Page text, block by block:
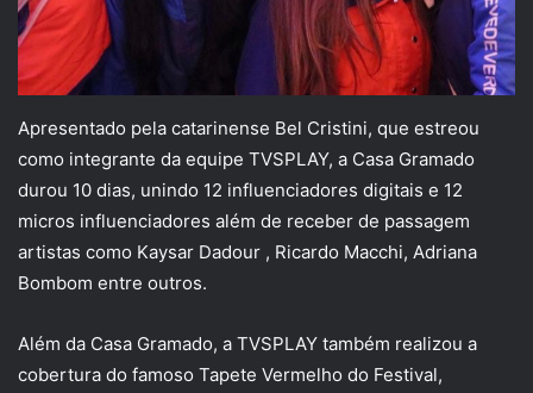
Apresentado pela catarinense Bel Cristini, que estreou
como integrante da equipe TVSPLAY, a Casa Gramado
durou 10 dias, unindo 12 influenciadores digitais e 12
micros influenciadores além de receber de passagem
artistas como Kaysar Dadour , Ricardo Macchi, Adriana
Bombom entre outros.
Além da Casa Gramado, a TVSPLAY também realizou a
cobertura do famoso Tapete Vermelho do Festival,